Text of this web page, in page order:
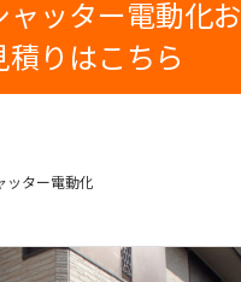
ッター電動化お
積りはこちら
ッター電動化